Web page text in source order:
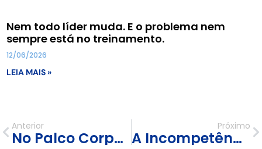
Nem todo líder muda. E o problema nem
sempre está no treinamento.
12/06/2026
LEIA MAIS »
Anterior
No Palco Corporativo, Só A Verdade Sustenta O Personagem
Próximo
A Incompetência Emocional de Algumas Empresas em 2025 — e o nascimento da Inteligência Cênica em 2026